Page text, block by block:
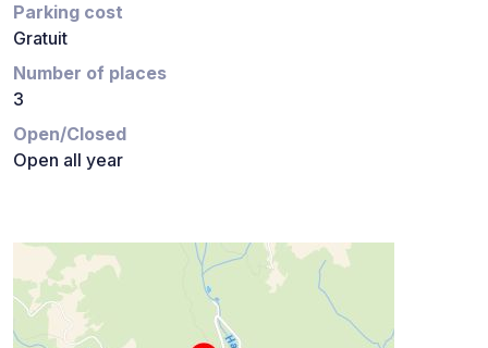
Parking cost
Gratuit
Number of places
3
Open/Closed
Open all year